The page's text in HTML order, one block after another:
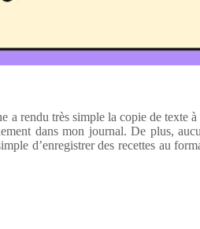
a rendu très simple la copie de texte
dans mon journal. De plus,
d’enregistrer des recettes au